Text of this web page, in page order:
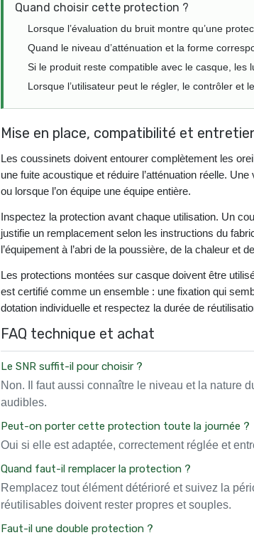
Quand choisir cette protection ?
Lorsque l’évaluation du bruit montre qu’une
Quand le niveau d’atténuation et la forme
Si le produit reste compatible avec le casque, les
Lorsque l’utilisateur peut le régler, le contrôler et
Mise en place, compatibilité et
Les coussinets doivent entourer complètement les
une fuite acoustique et réduire l’atténuation réelle.
ou lorsque l’on équipe une équipe entière.
Inspectez la protection avant chaque utilisation. Un
justifie un remplacement selon les instructions du
l’équipement à l’abri de la poussière, de la chaleur et
Les protections montées sur casque doivent être
est certifié comme un ensemble : une fixation qui
dotation individuelle et respectez la durée de
FAQ technique et achat
Le SNR suffit-il pour choisir ?
Non. Il faut aussi connaître le niveau et la nature
audibles.
Peut-on porter cette protection toute la journée ?
Oui si elle est adaptée, correctement réglée et
Quand faut-il remplacer la protection ?
Remplacez tout élément détérioré et suivez la
réutilisables doivent rester propres et souples.
Faut-il une double protection ?